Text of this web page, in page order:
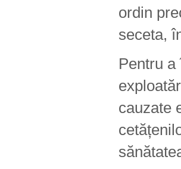
ordin
seceta,
Pentru
cauzate